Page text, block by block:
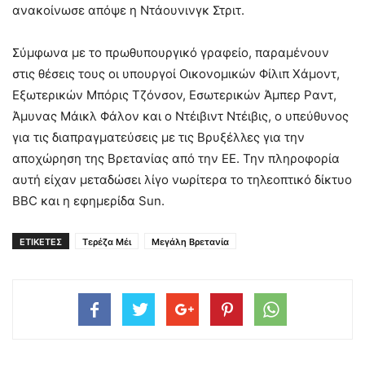
ανακοίνωσε απόψε η Ντάουνινγκ Στριτ.
Σύμφωνα με το πρωθυπουργικό γραφείο, παραμένουν
στις θέσεις τους οι υπουργοί Οικονομικών Φίλιπ Χάμοντ,
Εξωτερικών Μπόρις Τζόνσον, Εσωτερικών Άμπερ Ραντ,
Άμυνας Μάικλ Φάλον και ο Ντέιβιντ Ντέιβις, ο υπεύθυνος
για τις διαπραγματεύσεις με τις Βρυξέλλες για την
αποχώρηση της Βρετανίας από την ΕΕ. Την πληροφορία
αυτή είχαν μεταδώσει λίγο νωρίτερα το τηλεοπτικό δίκτυο
BBC και η εφημερίδα Sun.
ΕΤΙΚΕΤΕΣ Τερέζα Μέι Μεγάλη Βρετανία